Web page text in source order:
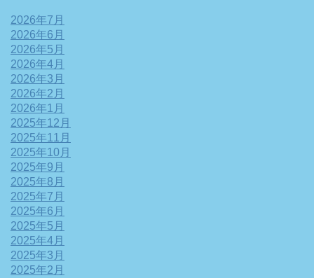
2026年7月
2026年6月
2026年5月
2026年4月
2026年3月
2026年2月
2026年1月
2025年12月
2025年11月
2025年10月
2025年9月
2025年8月
2025年7月
2025年6月
2025年5月
2025年4月
2025年3月
2025年2月